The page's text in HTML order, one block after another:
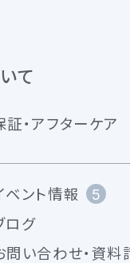
て
証・アフターケア
ベント情報
5
ログ
問い合わせ・資料